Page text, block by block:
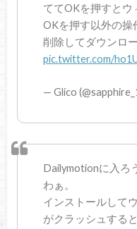
ててOKを押すとウ
OKを押す以外の操
削除してダウンロ
pic.twitter.com/
— Glico
Dailymotionに入ろ
わぁ。
インストールして
がクラッシュする